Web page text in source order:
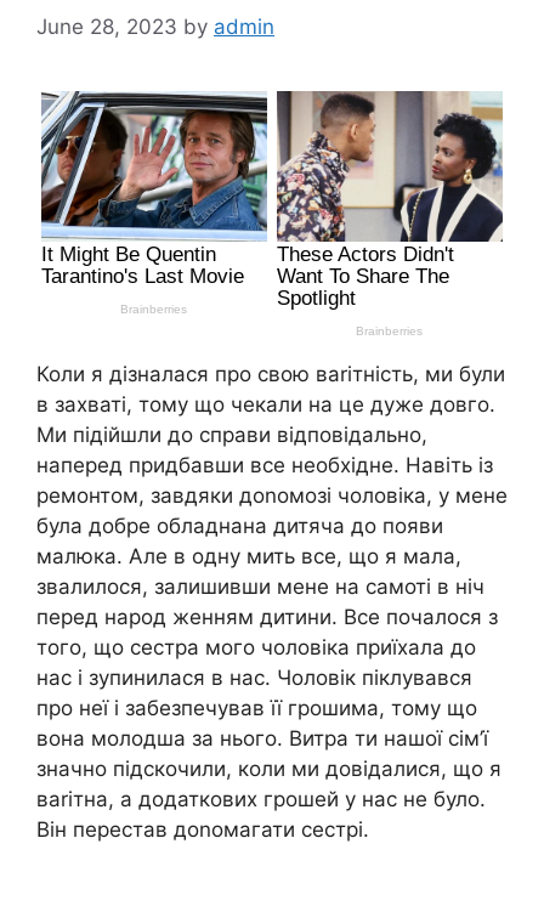
June 28, 2023 by admin
Коли я дізналася про свою ваrітність, ми були
в захваті, тому що чекали на це дуже довго.
Ми підійшли до справи відповідально,
наперед придбавши все необхідне. Навіть із
ремонтом, завдяки доnомозі чоловіка, у мене
була добре обладнана дитяча до появи
малюка. Але в одну мить все, що я мала,
звалилося, залишивши мене на самоті в ніч
перед народ женням дитини. Все почалося з
того, що сестра мого чоловіка приїхала до
нас і зупинилася в нас. Чоловік піклувався
про неї і забезпечував її грошима, тому що
вона молодша за нього. Витра ти нашої сім’ї
значно підскочили, коли ми довідалися, що я
ваrітна, а додаткових грошей у нас не було.
Він перестав доnомагати сестрі.